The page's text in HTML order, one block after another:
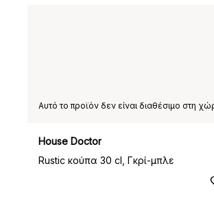
House Doctor
Rustic κούπα 30 cl, Γκρί-μπλε